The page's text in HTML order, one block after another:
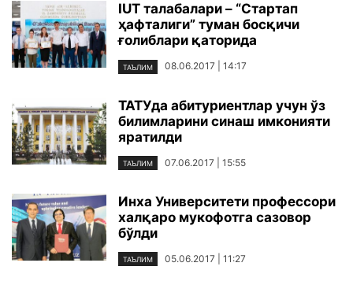
IUT талабалари – “Стартап
ҳафталиги” туман босқичи
ғолиблари қаторида
ТАЪЛИМ 08.06.2017 | 14:17
ТАТУда абитуриентлар учун ўз
билимларини синаш имконияти
яратилди
ТАЪЛИМ 07.06.2017 | 15:55
Инха Университети профессори
халқаро мукофотга сазовор
бўлди
ТАЪЛИМ 05.06.2017 | 11:27